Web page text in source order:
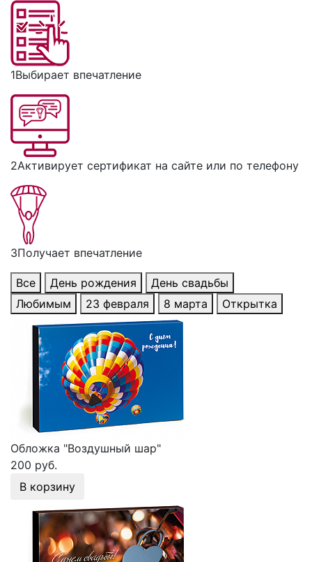
1Выбирает впечатление
2Активирует сертификат на сайте или по телефону
3Получает впечатление
Все День рождения
День свадьбы
Любимым
23 февраля 8 марта Открытка
Обложка "Воздушный шар"
200 руб.
В корзину